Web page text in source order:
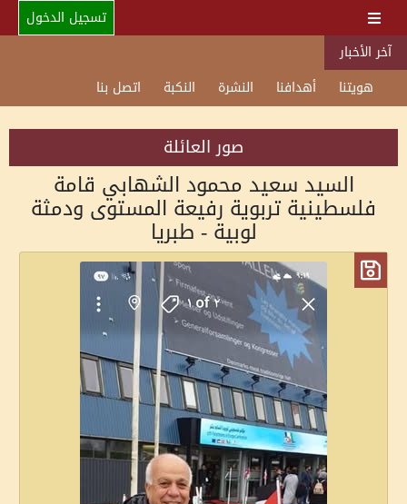
تسجيل الدخول
آخر الأخبار
هويتنا
أهدافنا النشرة النكبة اتصل بنا
صور العائلة
السيد سعيد محمود الشهابي قامة
فلسطينية تربوية رفيعة المستوى ودمثة
لوبية - طبريا